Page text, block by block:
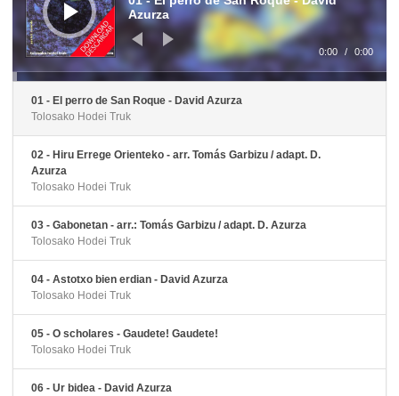
Azurza
0:00 / 0:00
01 - El perro de San Roque - David Azurza
Tolosako Hodei Truk
02 - Hiru Errege Orienteko - arr. Tomás Garbizu / adapt. D.
Azurza
Tolosako Hodei Truk
03 - Gabonetan - arr.: Tomás Garbizu / adapt. D. Azurza
Tolosako Hodei Truk
04 - Astotxo bien erdian - David Azurza
Tolosako Hodei Truk
05 - O scholares - Gaudete! Gaudete!
Tolosako Hodei Truk
06 - Ur bidea - David Azurza